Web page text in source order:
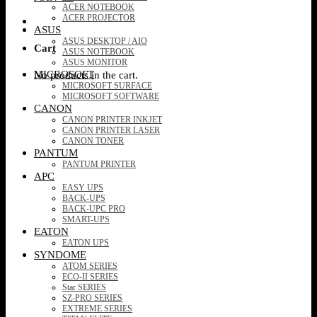
Cart
No products in the cart.
ACER NOTEBOOK
ACER PROJECTOR
ASUS
ASUS DESKTOP / AIO
ASUS NOTEBOOK
ASUS MONITOR
MICROSOFT
MICROSOFT SURFACE
MICROSOFT SOFTWARE
CANON
CANON PRINTER INKJET
CANON PRINTER LASER
CANON TONER
PANTUM
PANTUM PRINTER
APC
EASY UPS
BACK-UPS
BACK-UPC PRO
SMART-UPS
EATON
EATON UPS
SYNDOME
ATOM SERIES
ECO-II SERIES
Star SERIES
SZ-PRO SERIES
EXTREME SERIES